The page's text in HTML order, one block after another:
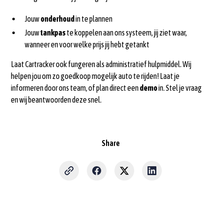
Share
Jouwonderhoudin te plannen
Jouwtankpaste koppelen aan ons systeem, jij ziet waar,
wanneer en voor welke prijs jij hebt getankt
Laat Cartracker ook fungeren als administratief hulpmiddel. Wij
helpen jou om zo goedkoop mogelijk auto te rijden! Laat je
informeren door ons team, of plan direct eendemoin. Stel je vraag
en wij beantwoorden deze snel.